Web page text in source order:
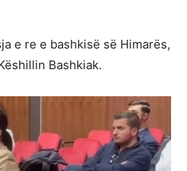
e re e bashkisë së Himarës,
Bashkiak.